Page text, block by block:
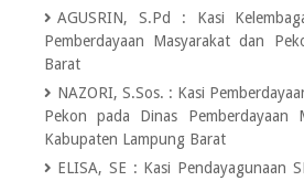
AGUSRIN, S.Pd
:
Kasi
Pemberdayaan Masyarakat dan
Barat
NAZORI, S.Sos. : Kasi
Pekon pada Dinas Pemberdayaan
Kabupaten Lampung Barat
ELISA, SE : Kasi Pendayagunaan